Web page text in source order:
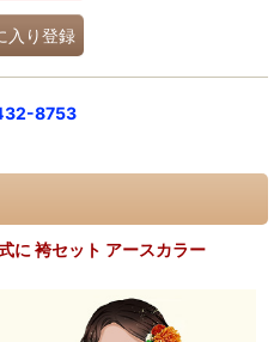
入り登録
8753
に 袴セット アースカラー